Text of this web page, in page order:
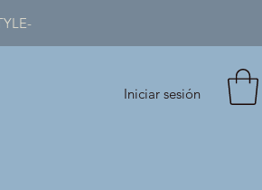
Iniciar sesión